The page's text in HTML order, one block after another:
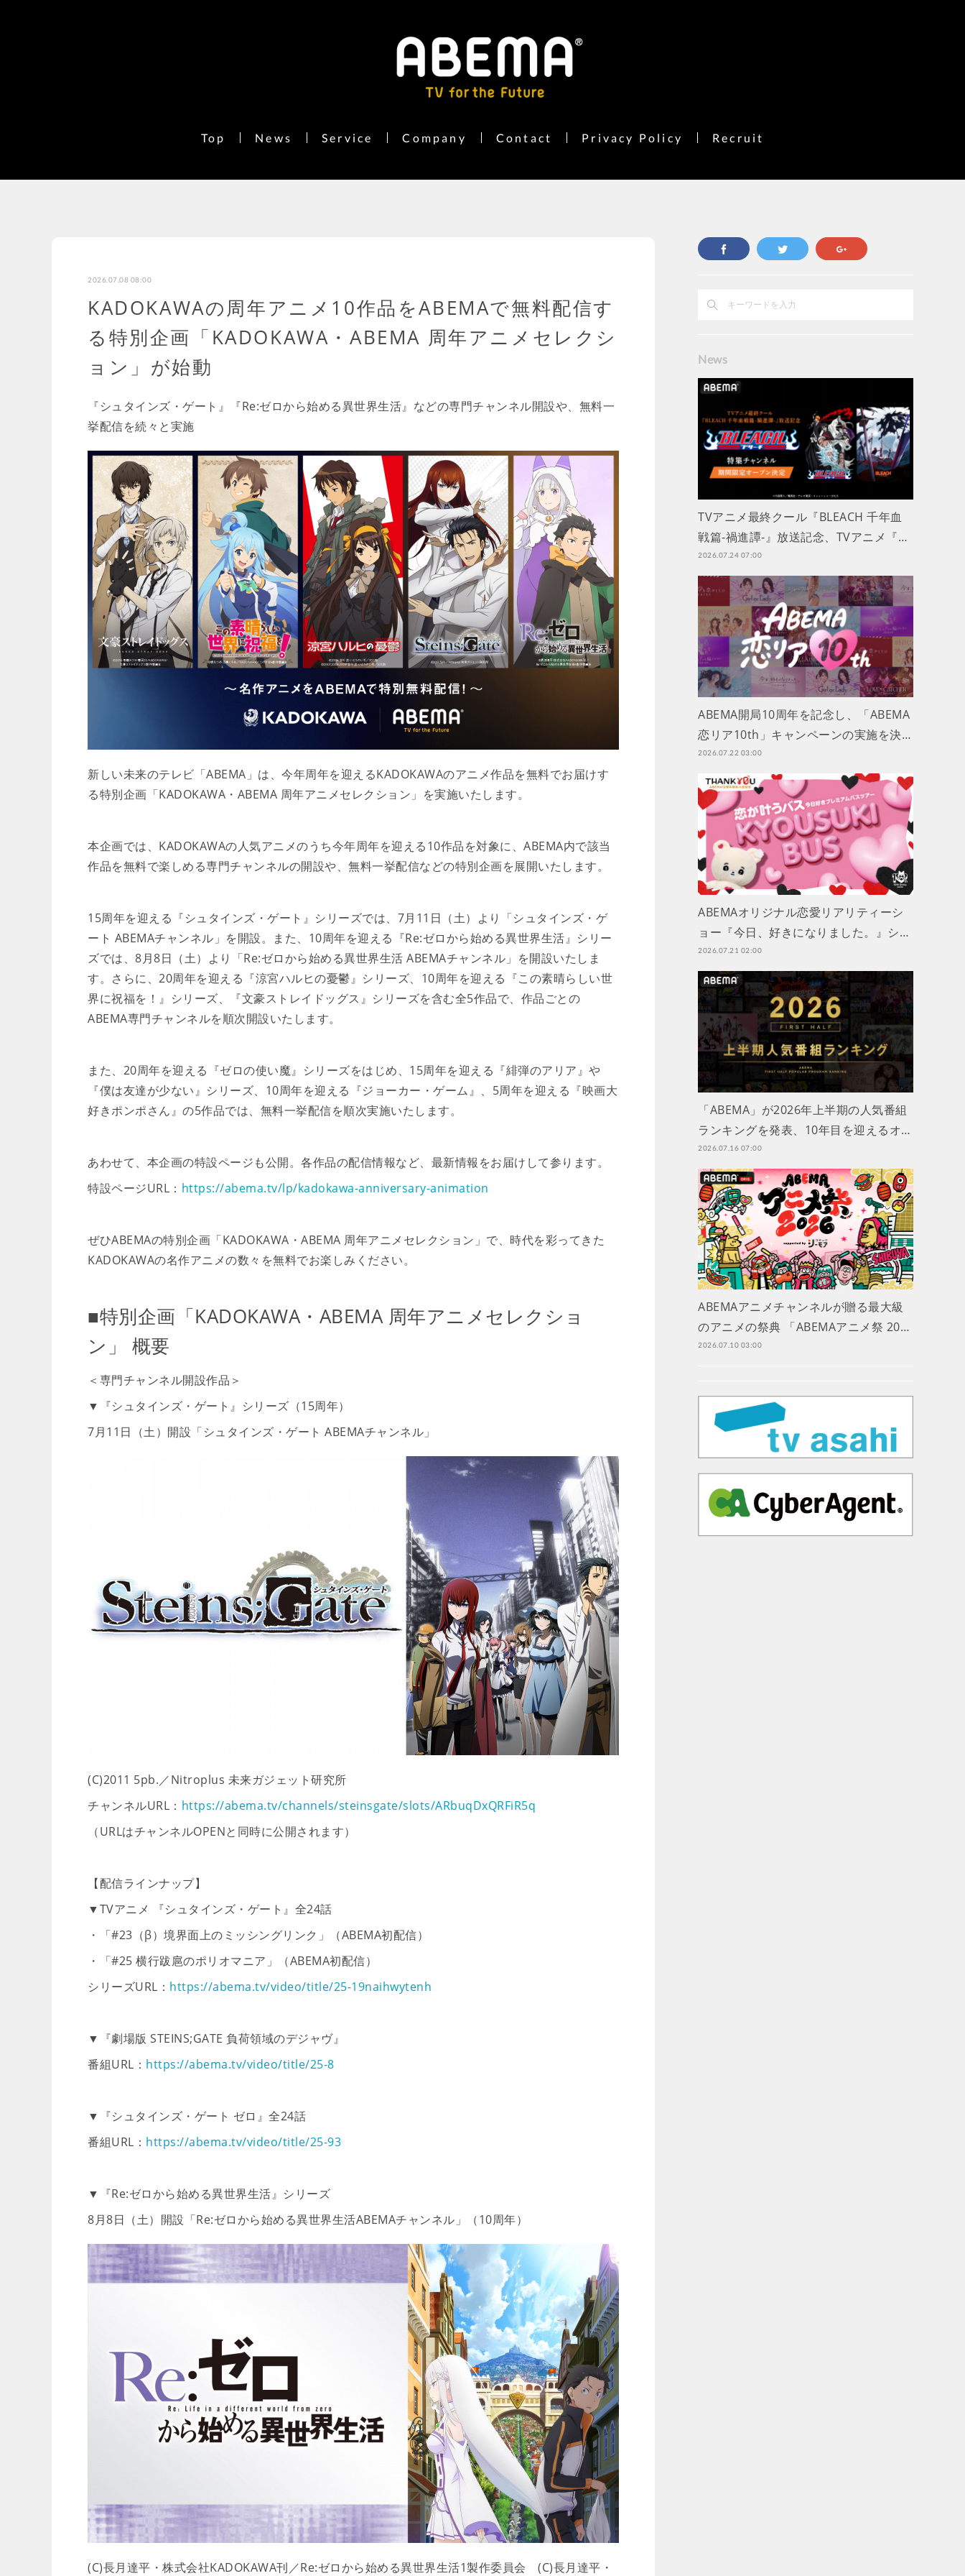
Top News Service Company Contact Privacy Policy Recruit
2026.07.08 08:00
KADOKAWAの周年アニメ10作品をABEMAで無料配信す
る特別企画「KADOKAWA・ABEMA 周年アニメセレクシ
ョン」が始動
『シュタインズ・ゲート』『Re:ゼロから始める異世界生活』などの専門チャンネル開設や、無料一
挙配信を続々と実施
新しい未来のテレビ「ABEMA」は、今年周年を迎えるKADOKAWAのアニメ作品を無料でお届けす
る特別企画「KADOKAWA・ABEMA 周年アニメセレクション」を実施いたします。
本企画では、KADOKAWAの人気アニメのうち今年周年を迎える10作品を対象に、ABEMA内で該当
作品を無料で楽しめる専門チャンネルの開設や、無料一挙配信などの特別企画を展開いたします。
15周年を迎える『シュタインズ・ゲート』シリーズでは、7月11日（土）より「シュタインズ・ゲ
ート ABEMAチャンネル」を開設。また、10周年を迎える『Re:ゼロから始める異世界生活』シリー
ズでは、8月8日（土）より「Re:ゼロから始める異世界生活 ABEMAチャンネル」を開設いたしま
す。さらに、20周年を迎える『涼宮ハルヒの憂鬱』シリーズ、10周年を迎える『この素晴らしい世
界に祝福を！』シリーズ、『文豪ストレイドッグス』シリーズを含む全5作品で、作品ごとの
ABEMA専門チャンネルを順次開設いたします。
また、20周年を迎える『ゼロの使い魔』シリーズをはじめ、15周年を迎える『緋弾のアリア』や
『僕は友達が少ない』シリーズ、10周年を迎える『ジョーカー・ゲーム』、5周年を迎える『映画大
好きポンポさん』の5作品では、無料一挙配信を順次実施いたします。
あわせて、本企画の特設ページも公開。各作品の配信情報など、最新情報をお届けして参ります。
特設ページURL： https://abema.tv/lp/kadokawa-anniversary-animation
ぜひABEMAの特別企画「KADOKAWA・ABEMA 周年アニメセレクション」で、時代を彩ってきた
KADOKAWAの名作アニメの数々を無料でお楽しみください。
■特別企画「KADOKAWA・ABEMA 周年アニメセレクショ
ン」 概要
＜専門チャンネル開設作品＞
▼『シュタインズ・ゲート』シリーズ（15周年）
7月11日（土）開設「シュタインズ・ゲート ABEMAチャンネル」
(C)2011 5pb.／Nitroplus 未来ガジェット研究所
チャンネルURL： https://abema.tv/channels/steinsgate/slots/ARbuqDxQRFiR5q
（URLはチャンネルOPENと同時に公開されます）
【配信ラインナップ】
▼TVアニメ 『シュタインズ・ゲート』全24話
・「#23（β）境界面上のミッシングリンク」（ABEMA初配信）
・「#25 横行跋扈のポリオマニア」（ABEMA初配信）
シリーズURL： https://abema.tv/video/title/25-19naihwytenh
▼『劇場版 STEINS;GATE 負荷領域のデジャヴ』
番組URL： https://abema.tv/video/title/25-8
▼『シュタインズ・ゲート ゼロ』全24話
番組URL： https://abema.tv/video/title/25-93
▼『Re:ゼロから始める異世界生活』シリーズ
8月8日（土）開設「Re:ゼロから始める異世界生活ABEMAチャンネル」（10周年）
(C)長月達平・株式会社KADOKAWA刊／Re:ゼロから始める異世界生活1製作委員会 (C)長月達平・
News
TVアニメ最終クール『BLEACH 千年血
戦篇-禍進譚-』放送記念、TVアニメ『…
2026.07.24 07:00
ABEMA開局10周年を記念し、「ABEMA
恋リア10th」キャンペーンの実施を決…
2026.07.22 03:00
ABEMAオリジナル恋愛リアリティーシ
ョー『今日、好きになりました。』シ…
2026.07.21 02:00
「ABEMA」が2026年上半期の人気番組
ランキングを発表、10年目を迎えるオ…
2026.07.16 07:00
ABEMAアニメチャンネルが贈る最大級
のアニメの祭典 「ABEMAアニメ祭 20…
2026.07.10 03:00